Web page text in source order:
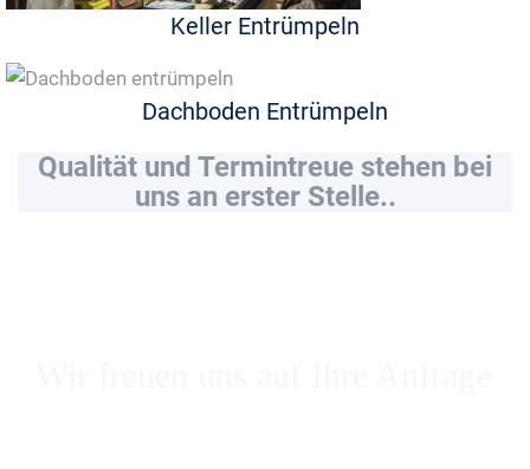
Keller Entrümpeln
Dachboden Entrümpeln
Qualität und Termintreue stehen bei
uns an erster Stelle..